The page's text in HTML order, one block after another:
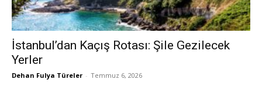
İstanbul’dan Kaçış Rotası: Şile Gezilecek
Yerler
Dehan Fulya Türeler - Temmuz 6, 2026